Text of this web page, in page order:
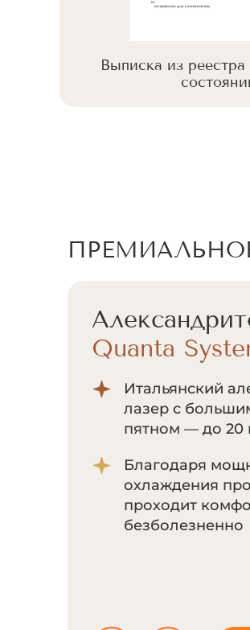
Выписка из
Cunosure
Отсутствие
за счет мощной
охлаждения
Система
импульса
воздействовать
даже с